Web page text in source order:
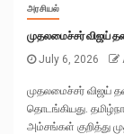
அரசியல்
முதலமைச்சர் விஜய்
July 6, 2026
முதலமைச்சர் விஜய்
தொடங்கியது.
அம்சங்கள் குறித்து